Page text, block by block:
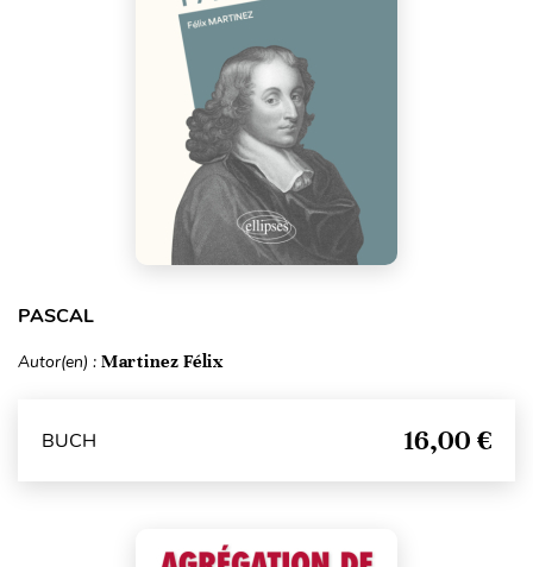
PASCAL
Autor(en) : Martinez Félix
BUCH 16,00 €